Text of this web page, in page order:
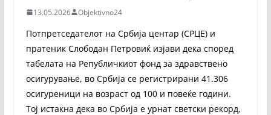
13.05.2026 Objektivno24
Потпретседателот на Србија центар (СРЦЕ) и
пратеник Слободан Петровиќ изјави дека според
табелата на Републичкиот фонд за здравствено
осигурување, во Србија се регистрирани 41.306
осигуреници на возраст од 100 и повеќе години.
Тој истакна дека во Србија е урнат светски рекорд,